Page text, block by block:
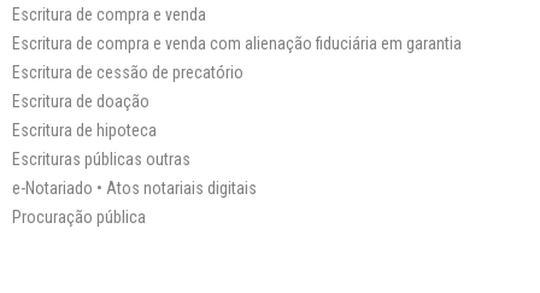
Escritura de compra e venda
Escritura de compra e venda com alienação fiduciária em garantia
Escritura de cessão de precatório
Escritura de doação
Escritura de hipoteca
Escrituras públicas outras
e-Notariado • Atos notariais digitais
Procuração pública